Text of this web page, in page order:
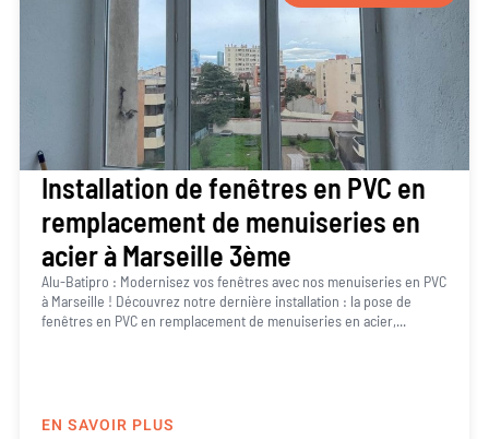
Installation de fenêtres en PVC en
remplacement de menuiseries en
acier à Marseille 3ème
Alu-Batipro : Modernisez vos fenêtres avec nos menuiseries en PVC
à Marseille ! Découvrez notre dernière installation : la pose de
fenêtres en PVC en remplacement de menuiseries en acier,...
EN SAVOIR PLUS